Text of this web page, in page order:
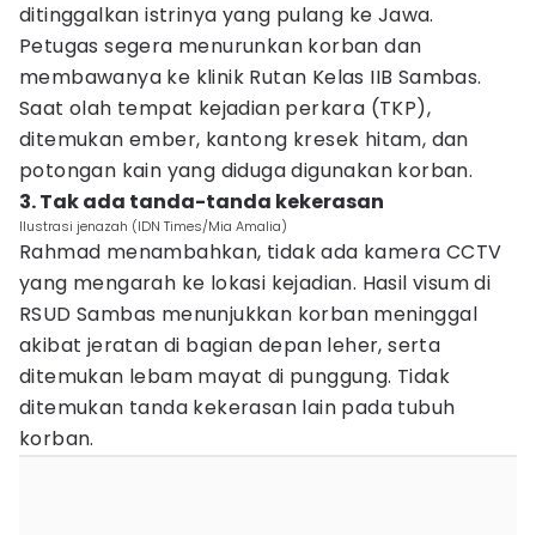
ditinggalkan istrinya yang pulang ke Jawa.
Petugas segera menurunkan korban dan
membawanya ke klinik Rutan Kelas IIB Sambas.
Saat olah tempat kejadian perkara (TKP),
ditemukan ember, kantong kresek hitam, dan
potongan kain yang diduga digunakan korban.
3. Tak ada tanda-tanda kekerasan
Ilustrasi jenazah (IDN Times/Mia Amalia)
Rahmad menambahkan, tidak ada kamera CCTV
yang mengarah ke lokasi kejadian. Hasil visum di
RSUD Sambas menunjukkan korban meninggal
akibat jeratan di bagian depan leher, serta
ditemukan lebam mayat di punggung. Tidak
ditemukan tanda kekerasan lain pada tubuh
korban.